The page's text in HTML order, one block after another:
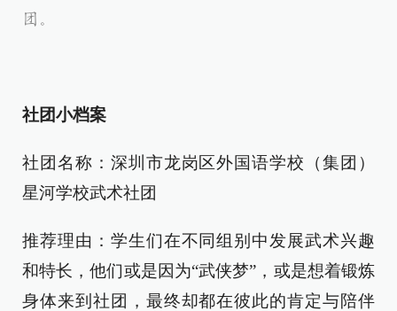
团。
社团小档案
社团名称：深圳市龙岗区外国语学校（集团）
星河学校武术社团
推荐理由：学生们在不同组别中发展武术兴趣
和特长，他们或是因为“武侠梦”，或是想着锻炼
身体来到社团，最终却都在彼此的肯定与陪伴